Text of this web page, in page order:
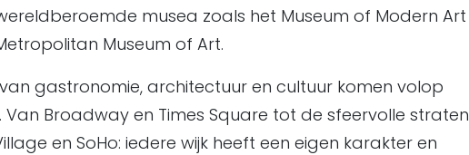
musea zoals het Museum of Modern Art
Museum of Art.
gastronomie, architectuur en cultuur komen volop
Van Broadway en Times Square tot de sfeervolle straten
en SoHo: iedere wijk heeft een eigen karakter en